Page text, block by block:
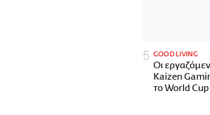
GOOD LIVING
Οι
Kaizen
το World